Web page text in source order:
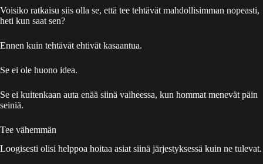
Voisiko ratkaisu siis olla se, että tee tehtävät mahdollisimman nopeasti,
heti kun saat sen?
Ennen kuin tehtävät ehtivät kasaantua.
Se ei ole huono idea.
Se ei kuitenkaan auta enää siinä vaiheessa, kun hommat menevät päin
seiniä.
Tee vähemmän
Loogisesti olisi helppoa hoitaa asiat siinä järjestyksessä kuin ne tulevat.